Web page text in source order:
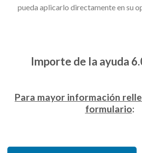
pueda aplicarlo directamente en su
Importe de la ayuda
Para mayor información
formulario: